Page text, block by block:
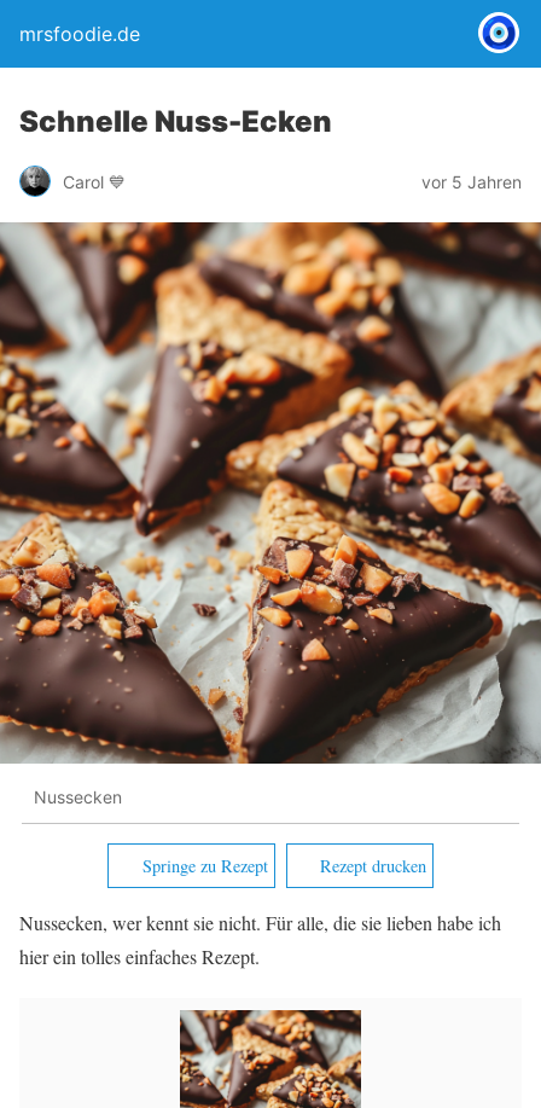
mrsfoodie.de
Schnelle Nuss-Ecken
Carol 💙 vor 5 Jahren
Nussecken
Springe zu Rezept Rezept drucken
Nussecken, wer kennt sie nicht. Für alle, die sie lieben habe ich
hier ein tolles einfaches Rezept.